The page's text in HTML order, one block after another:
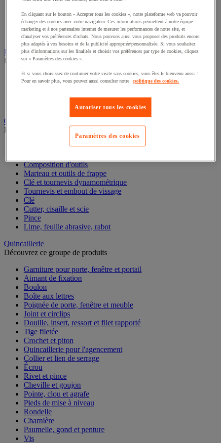
Équipement de tableau électrique
Rallonge, multiprise et enrouleur électrique
Prise et interrupteur
Rangement d'outils
Découvrez ce groupe de produits
Valise et mallette à outils
Caisse et sacoche
Servante et desserte d'atelier
Outillage à main
Découvrez ce groupe de produits
Étau, extracteur et serre-joint
Composition d'outils
Marteau et outils de frappe
Clé et tournevis dynamométrique
Tournevis et embout de vissage
Clé
Cutter, cisaille et scie
Pince
Lime, feuille abrasive, rabot
Quincaillerie
Découvrez ce groupe de produits
Garniture pour porte, fenêtre et portail
Aimant de fixation
Boulon
Boîte aux lettres
Poignée de porte, fenêtre et meuble
Joint et circlips
Douille, insert, ressort et filet rapporté
Tige filetée
Crochet et piton
Quincaillerie pour l'agencement
Collier et lien de serrage
Écrou
Rivet et pince
Cheville et goujon
Pointe, clou et agrafe
Pieds de mise à niveau
Rondelle
Charnière
Paumelle, gond et penture
Vis
En cliquant sur le bouton « Accepter tous les cookies », notre plateforme web va pouvoir
échanger des cookies avec votre navigateur. Ces informations permettent à notre équipe
marketing et à nos partenaires internet de mesurer les performances de notre site, et
d'analyser vos préférences d'achats. Nous pouvons ainsi vous proposer des produits encore
plus adaptés à vos besoins et de la publicité appropriée/personnalisée. Si vous souhaitez
plus d'informations sur les finalités et choisir vos préférences par type de cookies, cliquez
sur « Paramètres des cookies ».
Et si vous choisissez de continuer votre visite sans cookies, vous êtes le bienvenu aussi !
Pour en savoir plus, vous pouvez aussi consulter notre
politique des cookies.
Autoriser tous les cookies
Paramètres des cookies